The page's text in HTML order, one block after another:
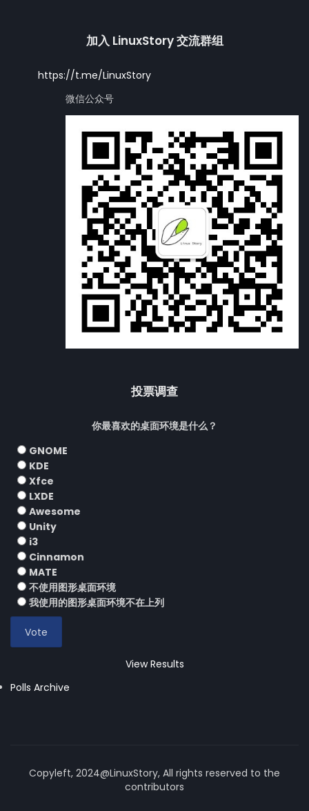
加入 LinuxStory 交流群组
https://t.me/LinuxStory
微信公众号
投票调查
你最喜欢的桌面环境是什么？
GNOME
KDE
Xfce
LXDE
Awesome
Unity
i3
Cinnamon
MATE
不使用图形桌面环境
我使用的图形桌面环境不在上列
View Results
Polls Archive
Copyleft, 2024@LinuxStory, All rights reserved to the
contributors